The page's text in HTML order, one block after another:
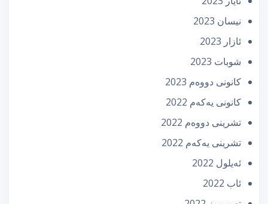
نیسان 2023
ئازار 2023
شوبات 2023
كانونی دووه‌م 2023
كانونی یه‌كه‌م 2022
تشرینی دووه‌م 2022
تشرینی یه‌كه‌م 2022
ئه‌یلول 2022
ئاب 2022